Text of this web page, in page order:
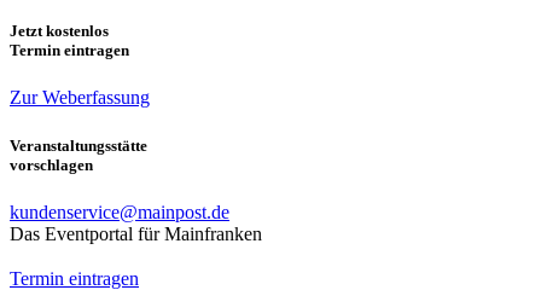
Jetzt kostenlos
Termin eintragen
Zur Weberfassung
Veranstaltungsstätte
vorschlagen
kundenservice@mainpost.de
Das Eventportal für Mainfranken
Termin eintragen